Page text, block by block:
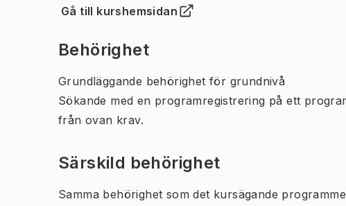
Gå till kurshemsidan
(Öppnas i ny flik)
Behörighet
Grundläggande behörighet för grundnivå
Sökande med en programregistrering på ett
från ovan krav.
Särskild behörighet
Samma behörighet som det kursägande